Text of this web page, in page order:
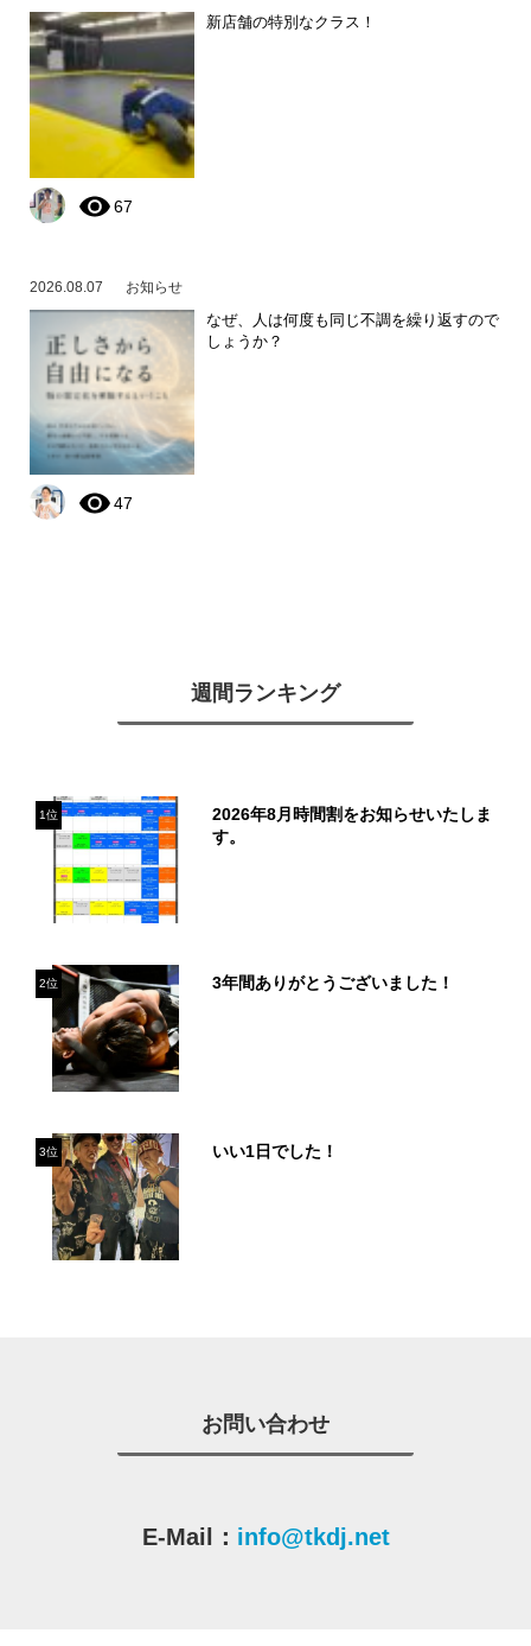
新店舗の特別なクラス！
67
2026.08.07 お知らせ
なぜ、人は何度も同じ不調を繰り返すので
しょうか？
47
週間ランキング
1位
2026年8月時間割をお知らせいたしま
す。
2位 3年間ありがとうございました！
3位 いい1日でした！
お問い合わせ
E-Mail： info@tkdj.net